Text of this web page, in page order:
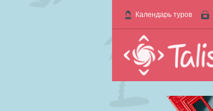
Календарь туров